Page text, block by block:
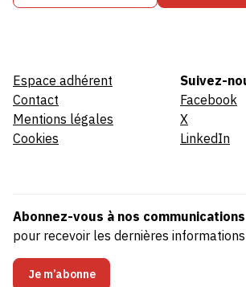
Espace adhérent
Contact
Mentions légales
Cookies
Suivez-
Facebook
X
LinkedIn
Abonnez-vous à nos communications
pour recevoir les dernières informations
Je m’abonne